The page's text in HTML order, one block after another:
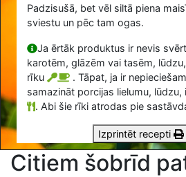
Padzisušā, bet vēl siltā piena
sviestu un pēc tam ogas.
Ja ērtāk produktus ir nevis
karotēm, glāzēm vai tasēm,
rīku
. Tāpat, ja ir
samazināt porcijas lielumu,
. Abi šie rīki atrodas pie
Izprintēt recepti
Citiem šobrīd